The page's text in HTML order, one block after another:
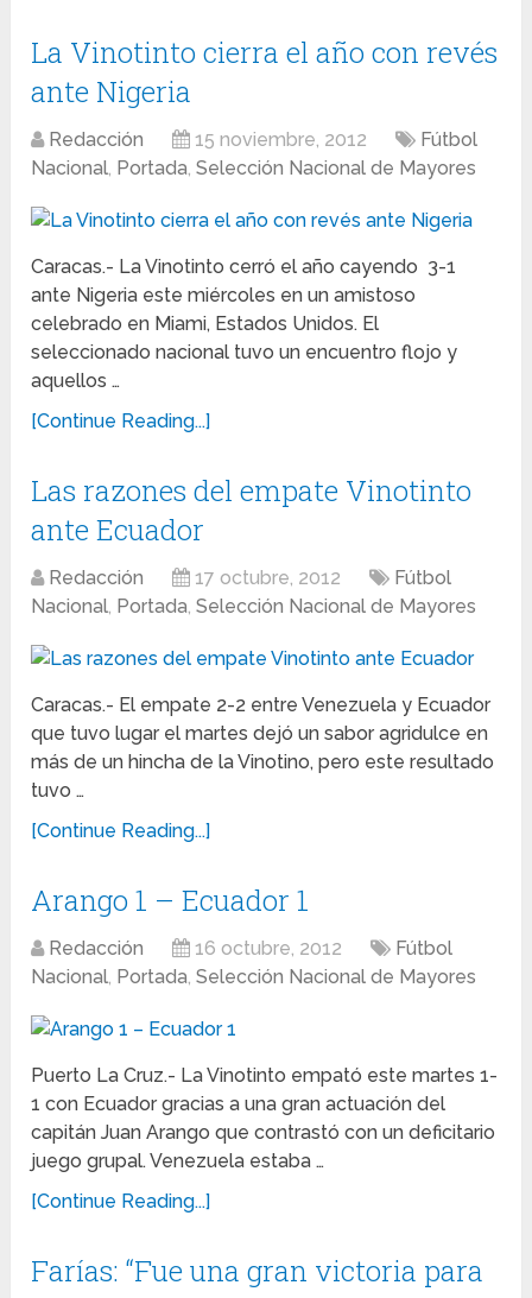
La Vinotinto cierra el año con revés
ante Nigeria
Redacción 15 noviembre, 2012
Fútbol
Nacional, Portada,Selección Nacional de Mayores
Caracas.- La Vinotinto cerró el año cayendo 3-1
ante Nigeria este miércoles en un amistoso
celebrado en Miami, Estados Unidos. El
seleccionado nacional tuvo un encuentro flojo y
aquellos …
[Continue Reading...]
Las razones del empate Vinotinto
ante Ecuador
Redacción 17 octubre, 2012
Fútbol
Nacional, Portada,Selección Nacional de Mayores
Caracas.- El empate 2-2 entre Venezuela y Ecuador
que tuvo lugar el martes dejó un sabor agridulce en
más de un hincha de la Vinotino, pero este resultado
tuvo …
[Continue Reading...]
Arango 1 – Ecuador 1
Redacción 16 octubre, 2012
Fútbol
Nacional, Portada,Selección Nacional de Mayores
Puerto La Cruz.- La Vinotinto empató este martes 1-
1 con Ecuador gracias a una gran actuación del
capitán Juan Arango que contrastó con un deficitario
juego grupal. Venezuela estaba …
[Continue Reading...]
Farías: “Fue una gran victoria para